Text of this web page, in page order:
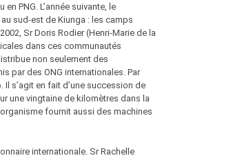
PNG. L’année suivante, le
sud-est de Kiunga : les camps
Sr Doris Rodier (Henri-Marie de la
dans ces communautés
non seulement des
par des ONG internationales. Par
s’agit en fait d’une succession de
une vingtaine de kilomètres dans la
fournit aussi des machines
internationale. Sr Rachelle